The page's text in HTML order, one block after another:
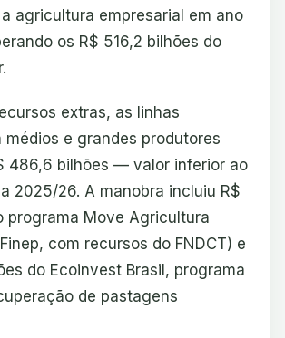
agricultura empresarial em ano
os R$ 516,2 bilhões do
extras, as linhas
médios e grandes produtores
486,6 bilhões — valor inferior ao
2025/26. A manobra incluiu R$
programa Move Agricultura
com recursos do FNDCT) e
do Ecoinvest Brasil, programa
de pastagens